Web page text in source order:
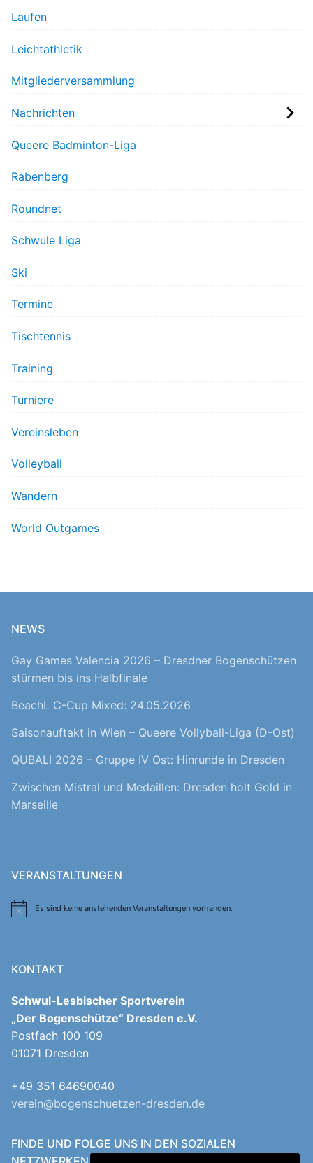
Laufen
Leichtathletik
Mitgliederversammlung
Nachrichten
Queere Badminton-Liga
Rabenberg
Roundnet
Schwule Liga
Ski
Termine
Tischtennis
Training
Turniere
Vereinsleben
Volleyball
Wandern
World Outgames
NEWS
Gay Games Valencia 2026 – Dresdner Bogenschützen
stürmen bis ins Halbfinale
BeachL C-Cup Mixed: 24.05.2026
Saisonauftakt in Wien – Queere Vollyball-Liga (D-Ost)
QUBALI 2026 – Gruppe IV Ost: Hinrunde in Dresden
Zwischen Mistral und Medaillen: Dresden holt Gold in
Marseille
VERANSTALTUNGEN
HinweisEs sind keine anstehenden Veranstaltungen vorhanden.
KONTAKT
Schwul-Lesbischer Sportverein
„Der Bogenschütze“ Dresden e.V.
Postfach 100 109
01071 Dresden
+49 351 64690040
verein@bogenschuetzen-dresden.de
FINDE UND FOLGE UNS IN DEN SOZIALEN